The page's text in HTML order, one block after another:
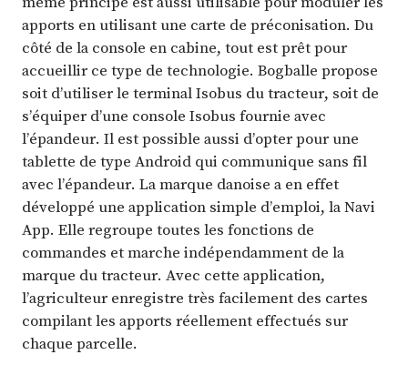
apports en utilisant une carte de préconisation. Du
côté de la console en cabine, tout est prêt pour
accueillir ce type de technologie. Bogballe propose
soit d’utiliser le terminal Isobus du tracteur, soit de
s’équiper d’une console Isobus fournie avec
l’épandeur. Il est possible aussi d’opter pour une
tablette de type Android qui communique sans fil
avec l’épandeur. La marque danoise a en effet
développé une application simple d’emploi, la Navi
App. Elle regroupe toutes les fonctions de
commandes et marche indépendamment de la
marque du tracteur. Avec cette application,
l’agriculteur enregistre très facilement des cartes
compilant les apports réellement effectués sur
chaque parcelle.